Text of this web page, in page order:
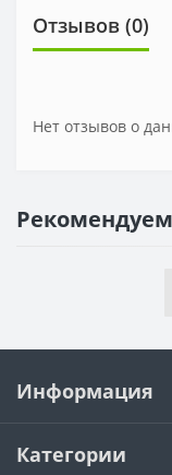
Отзывов (0)
Нет отзывов о
Информация
Категории